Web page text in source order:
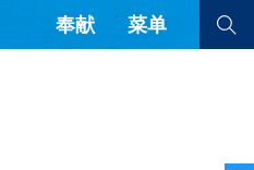
奉献 菜单
全部
全部